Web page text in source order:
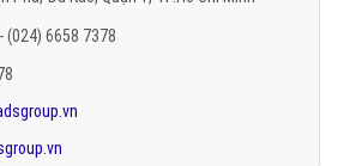
(024) 6658 7378